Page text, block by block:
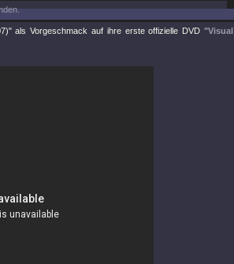
als Vorgeschmack auf ihre erste offizielle DVD"Visual